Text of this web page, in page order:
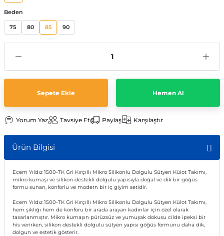
Beden
75 80 85 90
Sepete Ekle Hemen Al
Yorum Yaz Tavsiye Et Paylaş Karşılaştır
Ürün Bilgisi
Ecem Yıldız 1500-TK Gri Kırçıllı Mikro Silikonlu Dolgulu Sütyen Külot Takımı,
mikro kumaşı ve silikon destekli dolgulu yapısıyla doğal ve dik bir göğüs
formu sunan, konforlu ve modern bir iç giyim setidir.
Ecem Yıldız 1500-TK Gri Kırçıllı Mikro Silikonlu Dolgulu Sütyen Külot Takımı,
hem şıklığı hem de konforu bir arada arayan kadınlar için özel olarak
tasarlanmıştır. Mikro kumaşın pürüzsüz ve yumuşak dokusu cilde ipeksi bir
his verirken, silikon destekli dolgulu sütyen yapısı göğüs formunu daha dik,
dolgun ve estetik gösterir.